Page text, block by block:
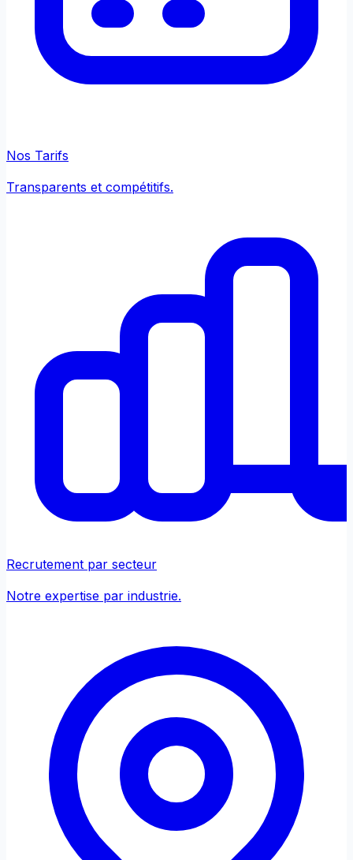
Nos Tarifs
Transparents et compétitifs.
Recrutement par secteur
Notre expertise par industrie.